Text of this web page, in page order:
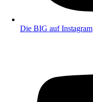
Die BIG auf Instagram